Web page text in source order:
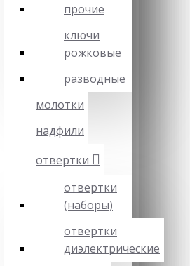
прочие
ключи
рожковые
разводные
молотки
надфили
отвертки
отвертки
(наборы)
отвертки
диэлектрические